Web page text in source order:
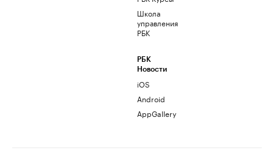
Школа
управления
РБК
РБК
Новости
iOS
Android
AppGallery